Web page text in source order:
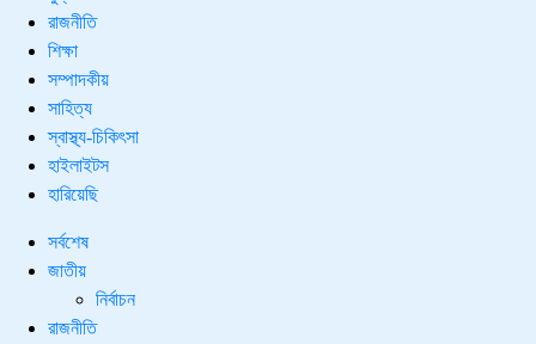
রাজনীতি
শিক্ষা
সম্পাদকীয়
সাহিত্য
স্বাস্থ্য-চিকিৎসা
হাইলাইটস
হারিয়েছি
সর্বশেষ
জাতীয়
নির্বাচন
রাজনীতি